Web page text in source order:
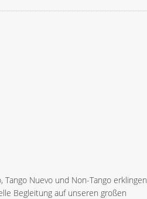
Tango Nuevo und Non-Tango erklingen
Begleitung auf unseren großen